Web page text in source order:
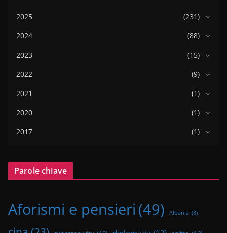
2025
(231)
2024
(88)
2023
(15)
2022
(9)
2021
(1)
2020
(1)
2017
(1)
Parole chiave
Aforismi e pensieri (49) Albania (8)